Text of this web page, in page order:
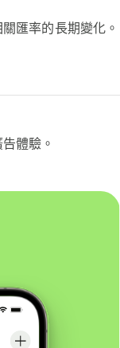
匯率的長期變化。
體驗。